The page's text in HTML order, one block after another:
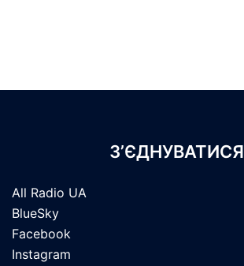
З’ЄДНУВАТИСЯ
All Radio UA
BlueSky
Facebook
Instagram